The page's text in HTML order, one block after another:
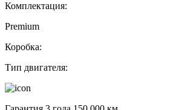
Комплектация:
Premium
Коробка:
Тип двигателя: